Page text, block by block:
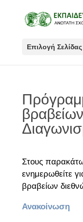
Επιλογή Σελίδας
Στους
ενημερωθείτε
βραβείων
Ανακοίνωση